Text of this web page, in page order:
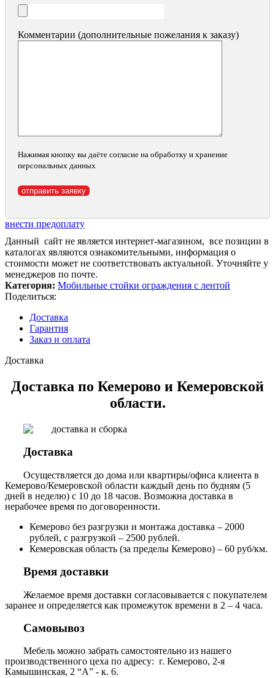
Комментарии (дополнительные пожелания к заказу)
Нажимая кнопку вы даёте согласие на обработку и хранение
персональных данных
внести предоплату
Данный сайт не является интернет-магазином, все позиции в
каталогах являются ознакомительными, информация о
стоимости может не соответствовать актуальной. Уточняйте у
менеджеров по почте.
Категория: Мобильные стойки ограждения с лентой
Поделиться:
Доставка
Гарантия
Заказ и оплата
Доставка
Доставка по Кемерово и Кемеровской
области.
Доставка
Осуществляется до дома или квартиры/офиса клиента в
Кемерово/Кемеровской области каждый день по будням (5
дней в неделю) с 10 до 18 часов. Возможна доставка в
нерабочее время по договоренности.
Кемерово без разгрузки и монтажа доставка – 2000
рублей, с разгрузкой – 2500 рублей.
Кемеровская область (за пределы Кемерово) – 60 руб/км.
Время доставки
Желаемое время доставки согласовывается с покупателем
заранее и определяется как промежуток времени в 2 – 4 часа.
Самовывоз
Мебель можно забрать самостоятельно из нашего
производственного цеха по адресу: г. Кемерово, 2-я
Камышинская, 2 “А” - к. 6.